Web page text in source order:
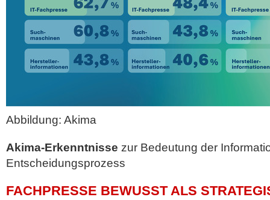
Abbildung: Akima
Akima-Erkenntnisse zur Bedeutung der
Entscheidungsprozess
FACHPRESSE BEWUSST ALS